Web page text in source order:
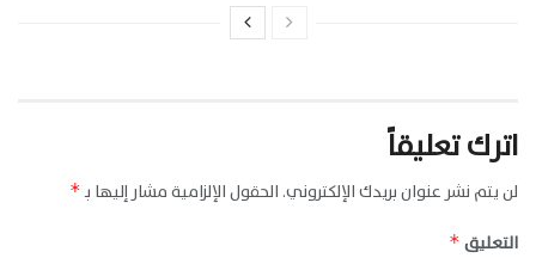
اترك تعليقاً
لن يتم نشر عنوان بريدك الإلكتروني. الحقول الإلزامية مشار إليها بـ*
التعليق *